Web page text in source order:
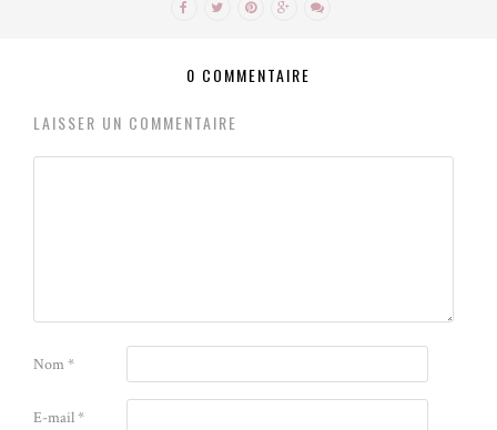
0 COMMENTAIRE
LAISSER UN COMMENTAIRE
Nom*
E-mail*